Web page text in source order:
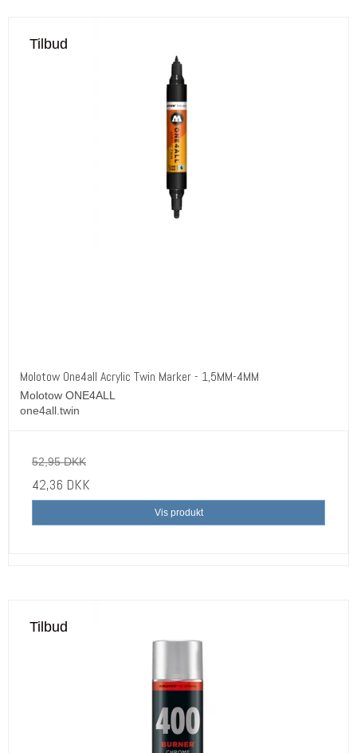
Tilbud
Molotow One4all Acrylic Twin Marker - 1,5MM-4MM
Molotow ONE4ALL
one4all.twin
52,95 DKK
42,36 DKK
Vis produkt
Tilbud